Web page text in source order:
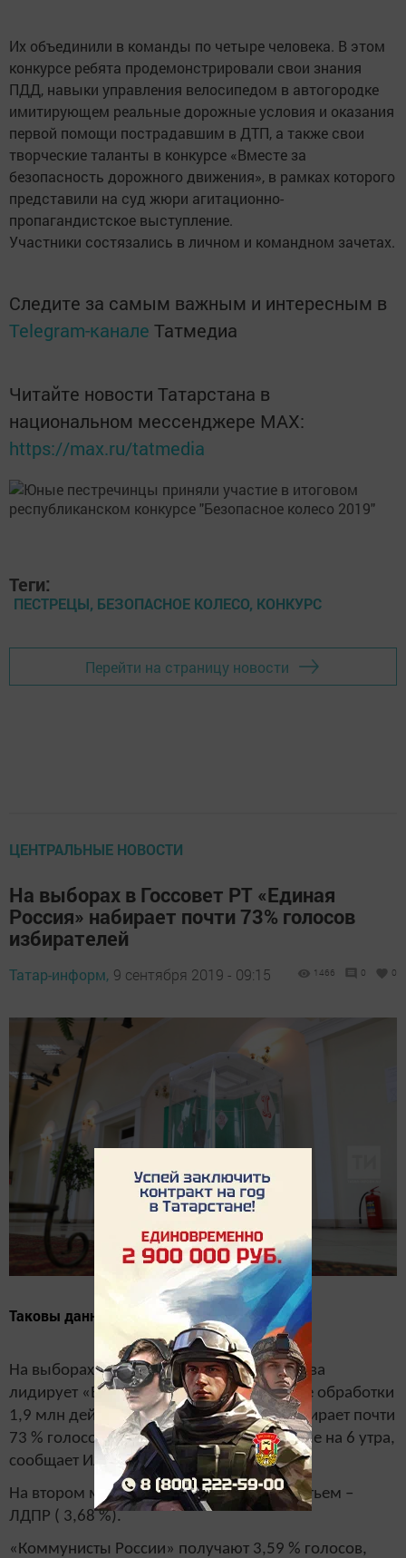
Их объединили в команды по четыре человека. В этом
конкурсе ребята продемонстрировали свои знания
ПДД, навыки управления велосипедом в автогородке
имитирующем реальные дорожные условия и оказания
первой помощи пострадавшим в ДТП, а также свои
творческие таланты в конкурсе «Вместе за
безопасность дорожного движения», в рамках которого
представили на суд жюри агитационно-
пропагандистское выступление.
Участники состязались в личном и командном зачетах.
Следите за самым важным и интересным в
Telegram-канале Татмедиа
Читайте новости Татарстана в
национальном мессенджере MАХ:
https://max.ru/tatmedia
Теги:
ПЕСТРЕЦЫ, БЕЗОПАСНОЕ КОЛЕСО, КОНКУРС
Перейти на страницу новости
ЦЕНТРАЛЬНЫЕ НОВОСТИ
На выборах в Госсовет РТ «Единая
Россия» набирает почти 73% голосов
избирателей
Татар-информ, 9 сентября 2019 - 09:15 1466 0 0
Таковы данные ЦИК РТ на 5.58 9 сентября.
На выборах в Госсовет Татарстана VI созыва
лидирует «Единая Россия». партия после обработки
1,9 млн действительных бюллетеней набирает почти
73 % голосов избирателей. Таковы данные на 6 утра,
сообщает ИА «Татар-информ».
На втором месте – КПРФ (10,58%), на третьем –
ЛДПР ( 3,68 %).
«Коммунисты России» получают 3,59 % голосов,